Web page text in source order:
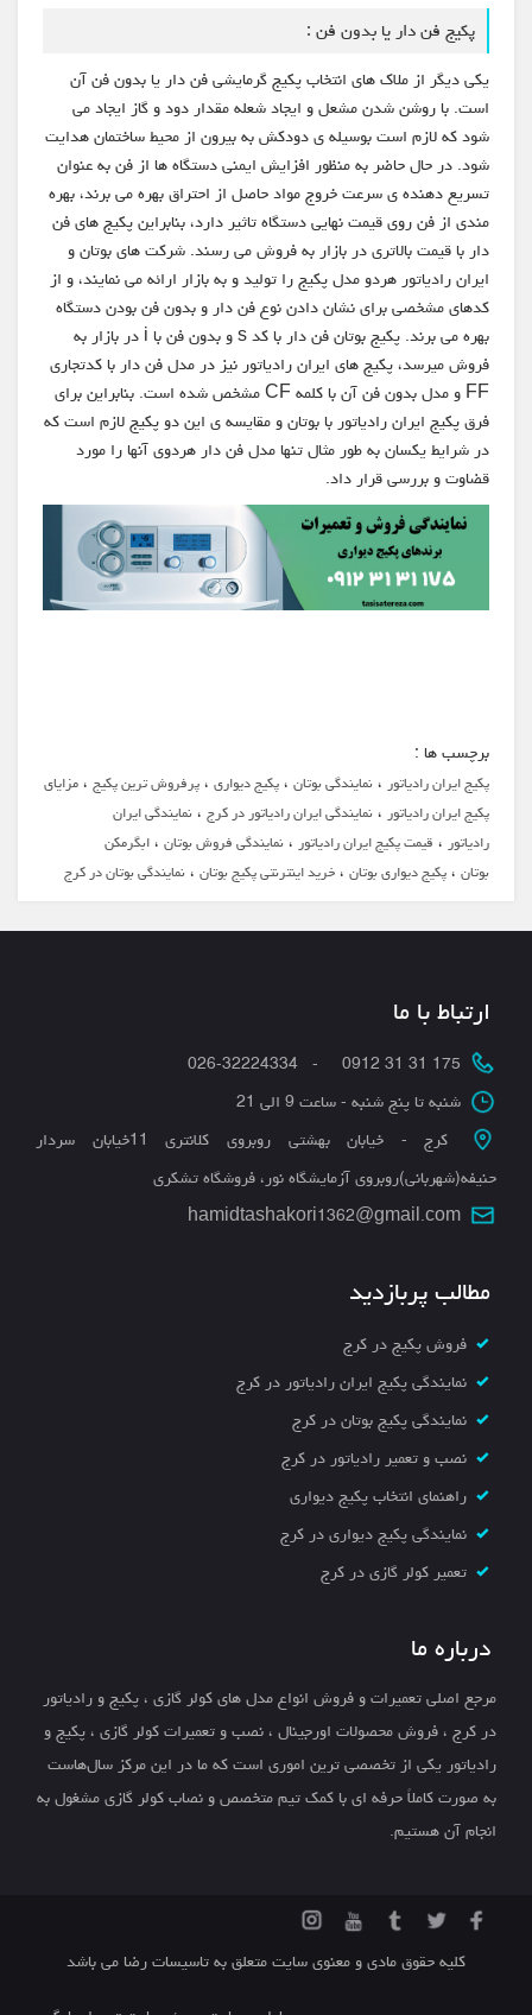
پکیج فن دار یا بدون فن :
یکی دیگر از ملاک های انتخاب پکیج گرمایشی فن دار یا بدون فن آن
است. با روشن شدن مشعل و ایجاد شعله مقدار دود و گاز ایجاد می
شود که لازم است بوسیله ی دودکش به بیرون از محیط ساختمان هدایت
شود. در حال حاضر به منظور افزایش ایمنی دستگاه ها از فن به عنوان
تسریع دهنده ی سرعت خروج مواد حاصل از احتراق بهره می برند، بهره
مندی از فن روی قیمت نهایی دستگاه تاثیر دارد، بنابراین پکیج های فن
دار با قیمت بالاتری در بازار به فروش می رسند. شرکت های بوتان و
ایران رادیاتور هردو مدل پکیج را تولید و به بازار ارائه می نمایند، و از
کدهای مشخصی برای نشان دادن نوع فن دار و بدون فن بودن دستگاه
بهره می برند. پکیج بوتان فن دار با کد s و بدون فن با i در بازار به
فروش میرسد، پکیج های ایران رادیاتور نیز در مدل فن دار با کدتجاری
FF و مدل بدون فن آن با کلمه CF مشخص شده است. بنابراین برای
فرق پکیج ایران رادیاتور با بوتان و مقایسه ی این دو پکیج لازم است که
در شرایط یکسان به طور مثال تنها مدل فن دار هردوی آنها را مورد
قضاوت و بررسی قرار داد.
برچسب ها :
پکیج ایران رادیاتور،نمایندگی بوتان،پکیج دیواری،پرفروش ترین پکیج،مزایای
پکیج ایران رادیاتور،نمایندگی ایران رادیاتور در کرج،نمایندگی ایران
رادیاتور، قیمت پکیج ایران رادیاتور،نمایندگی فروش بوتان،ابگرمکن
بوتان،پکیج دیواری بوتان،خرید اینترنتی پکیج بوتان،نمایندگی بوتان در کرج
ارتباط با ما
175 31 31 0912 - 026-32224334
شنبه تا پنج شنبه - ساعت 9 الی 21
کرج - خیابان بهشتی روبروی کلانتری 11خیابان سردار
حنیفه(شهربانی)روبروی آزمایشگاه نور، فروشگاه تشکری
hamidtashakori1362@gmail.com
مطالب پربازدید
فروش پکیج در کرج
نمایندگی پکیج ایران رادیاتور در کرج
نمایندگی پکیج بوتان در کرج
نصب و تعمیر رادیاتور در کرج
راهنمای انتخاب پکیج دیواری
نمایندگی پکیج دیواری در کرج
تعمیر کولر گازی در کرج
درباره ما
مرجع اصلی تعمیرات و فروش انواع مدل های کولر گازی ، پکیج و رادیاتور
در کرج ، فروش محصولات اورجینال ، نصب و تعمیرات کولر گازی ، پکیج و
رادیاتور یکی از تخصصی ترین اموری است که ما در این مرکز سال‌هاست
به صورت کاملاً حرفه ای با کمک تیم متخصص و نصاب کولر گازی مشغول به
انجام آن هستیم.
کلیه حقوق مادی و معنوی سایت متعلق به تاسیسات رضا می باشد